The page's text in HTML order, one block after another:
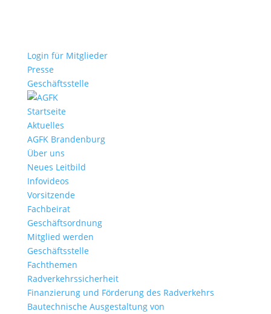
Login für Mitglieder
Presse
Geschäftsstelle
Startseite
Aktuelles
AGFK Brandenburg
Über uns
Neues Leitbild
Infovideos
Vorsitzende
Fachbeirat
Geschäftsordnung
Mitglied werden
Geschäftsstelle
Fachthemen
Radverkehrssicherheit
Finanzierung und Förderung des Radverkehrs
Bautechnische Ausgestaltung von